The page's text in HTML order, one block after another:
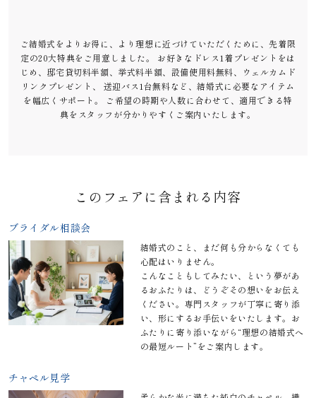
ご結婚式をよりお得に、より理想に近づけていただくために、先着限
定の20大特典をご用意しました。 お好きなドレス1着プレゼントをは
じめ、邸宅貸切料半額、挙式料半額、設備使用料無料、ウェルカムド
リンクプレゼント、 送迎バス1台無料など、結婚式に必要なアイテム
を幅広くサポート。 ご希望の時期や人数に合わせて、適用できる特
典をスタッフが分かりやすくご案内いたします。
このフェアに含まれる内容
ブライダル相談会
結婚式のこと、まだ何も分からなくても
心配はいりません。
こんなこともしてみたい、という夢があ
るおふたりは、どうぞその想いをお伝え
ください。専門スタッフが丁寧に寄り添
い、形にするお手伝いをいたします。お
ふたりに寄り添いながら“理想の結婚式へ
の最短ルート”をご案内します。
チャペル見学